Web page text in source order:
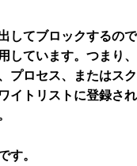
してブロックするので
しています。つまり、
プロセス、またはスク
イトリストに登録され
す。